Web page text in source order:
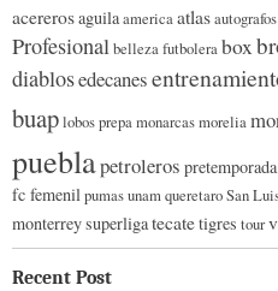
acererosaguilaamericaatlasautografos
Profesionalbelleza futbolerabox
diablosedecanes
buaplobos prepamonarcas morelia
pueblapetroleros pretemporada
fc femenilpumas unamqueretaroSan
monterreysuperligatecatetigres tour
Recent Post